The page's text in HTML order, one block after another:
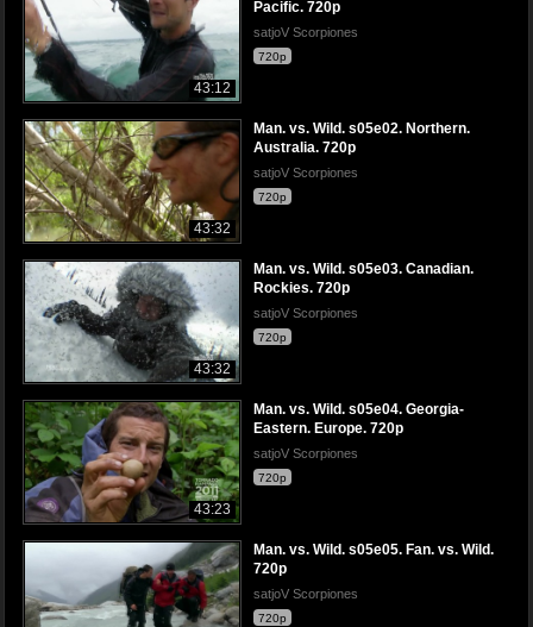
43:12
Pacific. 720p
satjoV Scorpiones
720p
43:32
Man. vs. Wild. s05e02. Northern.
Australia. 720p
satjoV Scorpiones
720p
43:32
Man. vs. Wild. s05e03. Canadian.
Rockies. 720p
satjoV Scorpiones
720p
43:23
Man. vs. Wild. s05e04. Georgia-
Eastern. Europe. 720p
satjoV Scorpiones
720p
Man. vs. Wild. s05e05. Fan. vs. Wild.
720p
satjoV Scorpiones
720p